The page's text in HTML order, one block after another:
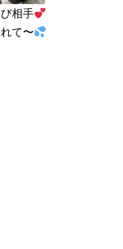
相手
て〜